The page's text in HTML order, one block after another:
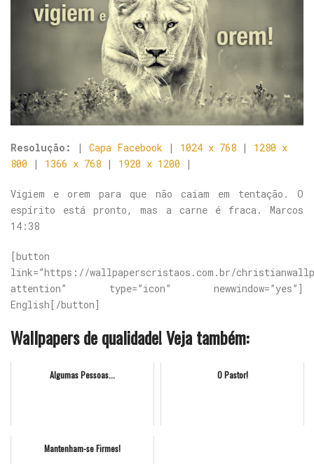
Resolução: | Capa Facebook | 1024 x 768 | 1280 x
800 | 1366 x 768 | 1920 x 1200 |
Vigiem e orem para que não caiam em tentação. O
espírito está pronto, mas a carne é fraca. Marcos
14:38
[button
link=”https://wallpaperscristaos.com.br/
attention” type=”icon” newwindow=”yes”]
English[/button]
Wallpapers de qualidade! Veja também:
Algumas Pessoas... O Pastor!
Mantenham-se Firmes!